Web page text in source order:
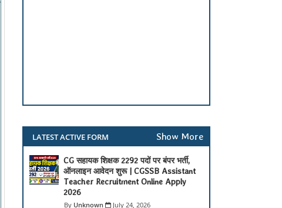
LATEST ACTIVE FORM Show More
CG सहायक शिक्षक 2292 पदों पर बंपर भर्ती,
ऑनलाइन आवेदन शुरू | CGSSB Assistant
Teacher Recruitment Online Apply
2026
Unknown July 24, 2026